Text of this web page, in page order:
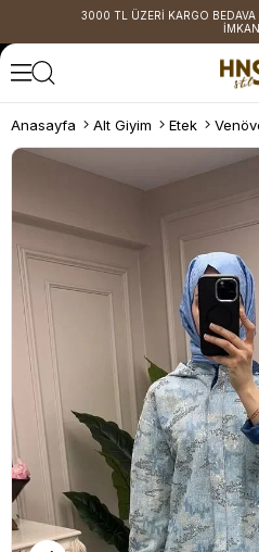
3000 TL ÜZERİ KARGO
Anasayfa Alt Giyim Etek